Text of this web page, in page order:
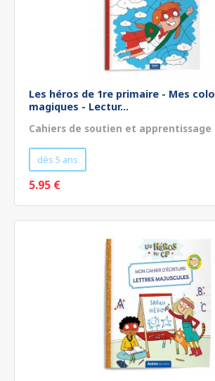
Les héros de 1re primaire - Mes
magiques - Lectur...
Cahiers de soutien et apprentissage
dès 5 ans
5.95 €